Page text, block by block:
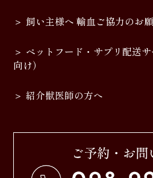
飼い主様へ 輸血ご協力のお
ペットフード・サプリ配送
向け）
紹介獣医師の方へ